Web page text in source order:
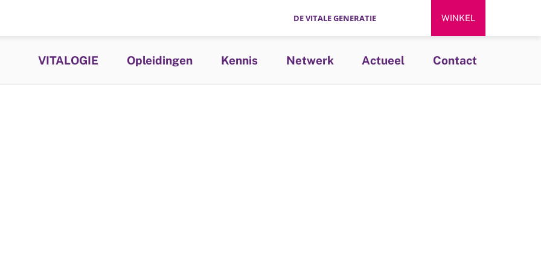
DE VITALE GENERATIE WINKEL
VITALOGIE Opleidingen Kennis Netwerk Actueel Contact